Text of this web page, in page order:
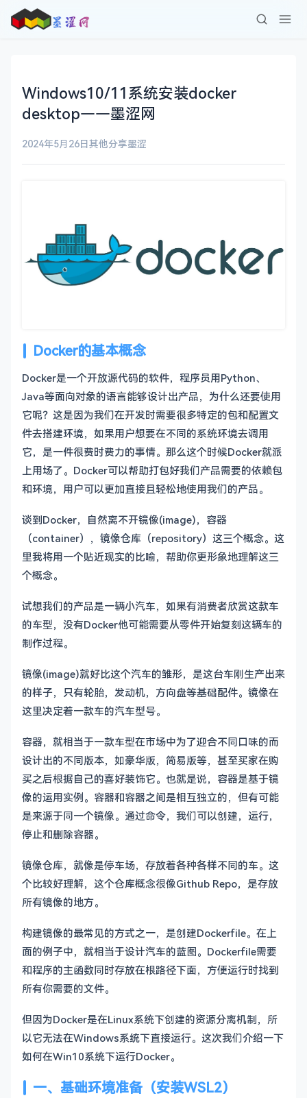
Windows10/11系统安装docker
desktop——墨涩网
2024年5月26日其他分享墨涩
Docker的基本概念
Docker是一个开放源代码的软件，程序员用Python、
Java等面向对象的语言能够设计出产品，为什么还要使用
它呢？这是因为我们在开发时需要很多特定的包和配置文
件去搭建环境，如果用户想要在不同的系统环境去调用
它，是一件很费时费力的事情。那么这个时候Docker就派
上用场了。Docker可以帮助打包好我们产品需要的依赖包
和环境，用户可以更加直接且轻松地使用我们的产品。
谈到Docker，自然离不开镜像(image)，容器
（container），镜像仓库（repository）这三个概念。这
里我将用一个贴近现实的比喻，帮助你更形象地理解这三
个概念。
试想我们的产品是一辆小汽车，如果有消费者欣赏这款车
的车型，没有Docker他可能需要从零件开始复刻这辆车的
制作过程。
镜像(image)就好比这个汽车的雏形，是这台车刚生产出来
的样子，只有轮胎，发动机，方向盘等基础配件。镜像在
这里决定着一款车的汽车型号。
容器，就相当于一款车型在市场中为了迎合不同口味的而
设计出的不同版本，如豪华版，简易版等，甚至买家在购
买之后根据自己的喜好装饰它。也就是说，容器是基于镜
像的运用实例。容器和容器之间是相互独立的，但有可能
是来源于同一个镜像。通过命令，我们可以创建，运行，
停止和删除容器。
镜像仓库，就像是停车场，存放着各种各样不同的车。这
个比较好理解，这个仓库概念很像Github Repo，是存放
所有镜像的地方。
构建镜像的最常见的方式之一，是创建Dockerfile。在上
面的例子中，就相当于设计汽车的蓝图。Dockerfile需要
和程序的主函数同时存放在根路径下面，方便运行时找到
所有你需要的文件。
但因为Docker是在Linux系统下创建的资源分离机制，所
以它无法在Windows系统下直接运行。这次我们介绍一下
如何在Win10系统下运行Docker。
一、基础环境准备（安装WSL2）